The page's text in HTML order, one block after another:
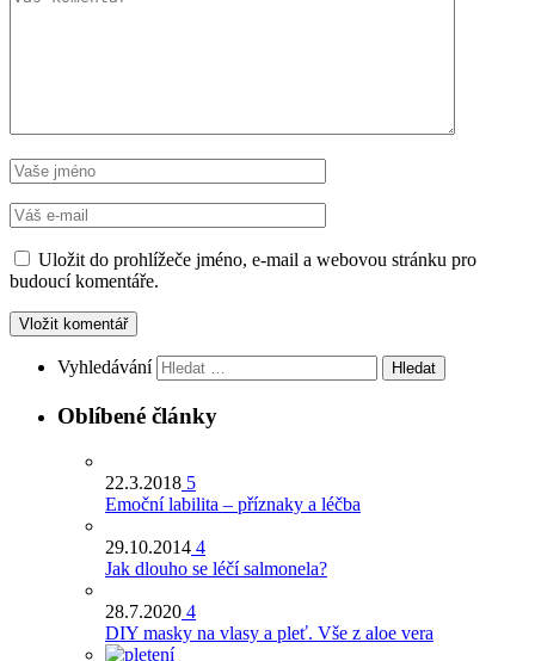
Uložit do prohlížeče jméno, e-mail a webovou stránku pro
budoucí komentáře.
Vyhledávání
Oblíbené články
22.3.2018 5
Emoční labilita – příznaky a léčba
29.10.2014 4
Jak dlouho se léčí salmonela?
28.7.2020 4
DIY masky na vlasy a pleť. Vše z aloe vera